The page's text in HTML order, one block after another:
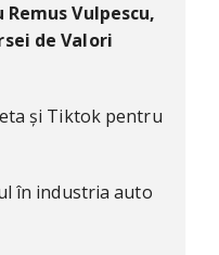
Vulpescu,
de Valori
și Tiktok pentru
în industria auto